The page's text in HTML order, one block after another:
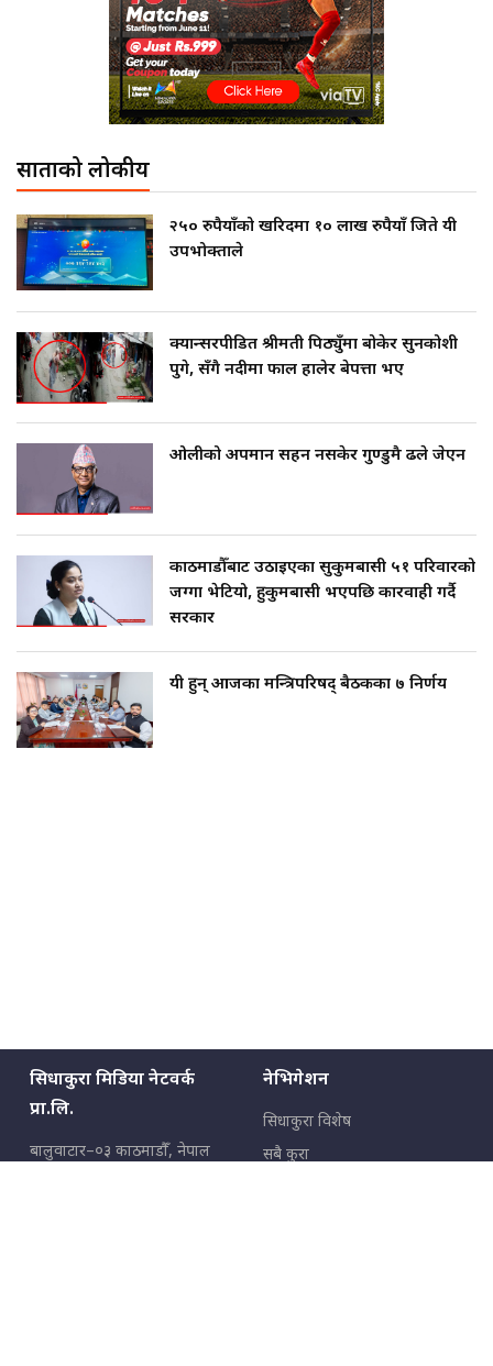
साताको लोकप्रीय
२५० रुपैयाँको खरिदमा १० लाख रुपैयाँ जिते यी
उपभोक्ताले
क्यान्सरपीडित श्रीमती पिठ्युँमा बोकेर सुनकोशी
पुगे, सँगै नदीमा फाल हालेर बेपत्ता भए
ओलीको अपमान सहन नसकेर गुण्डुमै ढले जेएन
काठमाडौँबाट उठाइएका सुकुमबासी ५१ परिवारको
जग्गा भेटियो, हुकुमबासी भएपछि कारवाही गर्दै
सरकार
यी हुन् आजका मन्त्रिपरिषद् बैठकका ७ निर्णय
सिधाकुरा मिडिया नेटवर्क
प्रा.लि.
बालुवाटार–०३ काठमाडौँ, नेपाल
नेभिगेशन
सिधाकुरा विशेष
सबै कुरा